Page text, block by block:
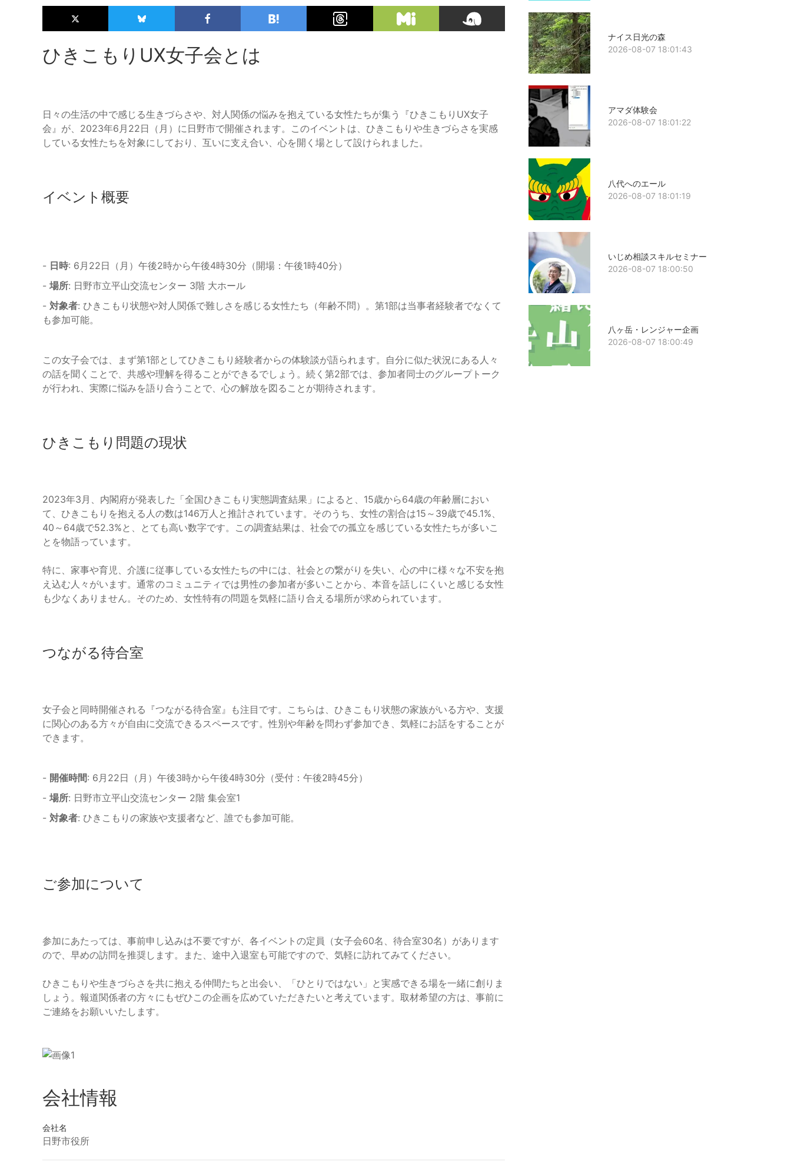
ひきこもりUX女子会とは
日々の生活の中で感じる生きづらさや、対人関係の悩みを抱えている女性たちが集う『ひきこもりUX女子
会』が、2023年6月22日（月）に日野市で開催されます。このイベントは、ひきこもりや生きづらさを実感
している女性たちを対象にしており、互いに支え合い、心を開く場として設けられました。
イベント概要
- 日時: 6月22日（月）午後2時から午後4時30分（開場：午後1時40分）
- 場所: 日野市立平山交流センター 3階 大ホール
- 対象者: ひきこもり状態や対人関係で難しさを感じる女性たち（年齢不問）。第1部は当事者経験者でなくて
も参加可能。
この女子会では、まず第1部としてひきこもり経験者からの体験談が語られます。自分に似た状況にある人々
の話を聞くことで、共感や理解を得ることができるでしょう。続く第2部では、参加者同士のグループトーク
が行われ、実際に悩みを語り合うことで、心の解放を図ることが期待されます。
ひきこもり問題の現状
2023年3月、内閣府が発表した「全国ひきこもり実態調査結果」によると、15歳から64歳の年齢層におい
て、ひきこもりを抱える人の数は146万人と推計されています。そのうち、女性の割合は15～39歳で45.1%、
40～64歳で52.3%と、とても高い数字です。この調査結果は、社会での孤立を感じている女性たちが多いこ
とを物語っています。
特に、家事や育児、介護に従事している女性たちの中には、社会との繋がりを失い、心の中に様々な不安を抱
え込む人々がいます。通常のコミュニティでは男性の参加者が多いことから、本音を話しにくいと感じる女性
も少なくありません。そのため、女性特有の問題を気軽に語り合える場所が求められています。
つながる待合室
女子会と同時開催される『つながる待合室』も注目です。こちらは、ひきこもり状態の家族がいる方や、支援
に関心のある方々が自由に交流できるスペースです。性別や年齢を問わず参加でき、気軽にお話をすることが
できます。
- 開催時間: 6月22日（月）午後3時から午後4時30分（受付：午後2時45分）
- 場所: 日野市立平山交流センター 2階 集会室1
- 対象者: ひきこもりの家族や支援者など、誰でも参加可能。
ご参加について
参加にあたっては、事前申し込みは不要ですが、各イベントの定員（女子会60名、待合室30名）があります
ので、早めの訪問を推奨します。また、途中入退室も可能ですので、気軽に訪れてみてください。
ひきこもりや生きづらさを共に抱える仲間たちと出会い、「ひとりではない」と実感できる場を一緒に創りま
しょう。報道関係者の方々にもぜひこの企画を広めていただきたいと考えています。取材希望の方は、事前に
ご連絡をお願いいたします。
会社情報
会社名
日野市役所
ナイス日光の森
2026-08-07 18:01:43
アマダ体験会
2026-08-07 18:01:22
八代へのエール
2026-08-07 18:01:19
いじめ相談スキルセミナー
2026-08-07 18:00:50
八ヶ岳・レンジャー企画
2026-08-07 18:00:49